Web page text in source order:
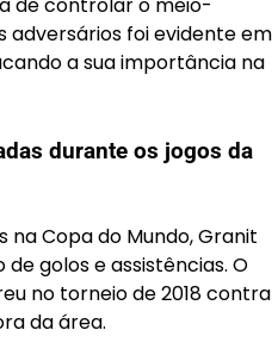
adversários foi evidente em
a sua importância na
durante os jogos da
na Copa do Mundo, Granit
golos e assistências. O
no torneio de 2018 contra
da área.